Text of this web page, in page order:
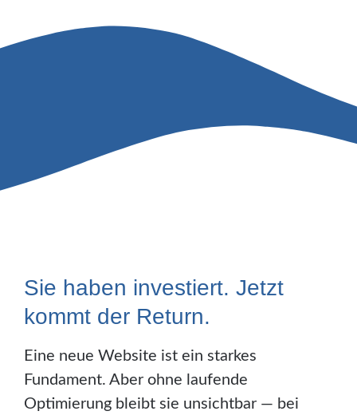
Sie haben investiert. Jetzt
kommt der Return.
Eine neue Website ist ein starkes
Fundament. Aber ohne laufende
Optimierung bleibt sie unsichtbar — bei